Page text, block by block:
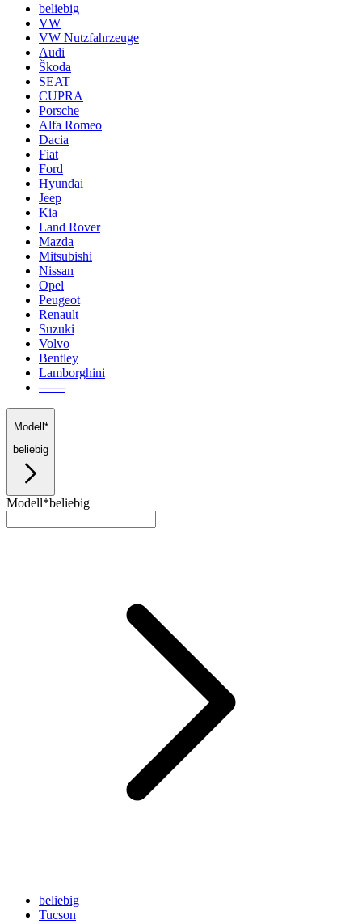
beliebig
VW
VW Nutzfahrzeuge
Audi
Škoda
SEAT
CUPRA
Porsche
Alfa Romeo
Dacia
Fiat
Ford
Hyundai
Jeep
Kia
Land Rover
Mazda
Mitsubishi
Nissan
Opel
Peugeot
Renault
Suzuki
Volvo
Bentley
Lamborghini
───
Modell*
beliebig
Modell*beliebig
beliebig
Tucson